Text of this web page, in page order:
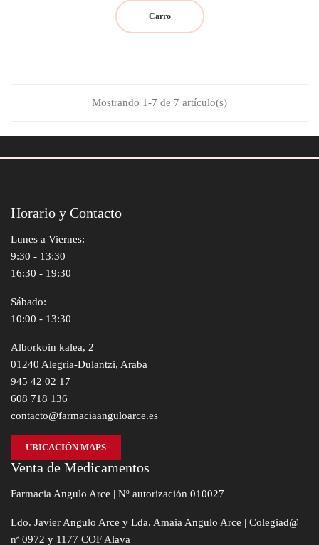
Carro
Mostrando 1-7 de 7 artículo(s)
Horario y Contacto
Lunes a Viernes:
9:30 - 13:30
16:30 - 19:30
Sábado:
10:00 - 13:30
Alborkoin kalea, 2
01240 Alegria-Dulantzi, Araba
945 42 02 17
608 718 136
contacto@farmaciaanguloarce.es
UBICACIÓN MAPS
Venta de Medicamentos
Farmacia Angulo Arce | Nº autorización 010027
Ldo. Javier Angulo Arce y Lda. Amaia Angulo Arce | Colegiad@
nª 0972 y 1177 COF Alava